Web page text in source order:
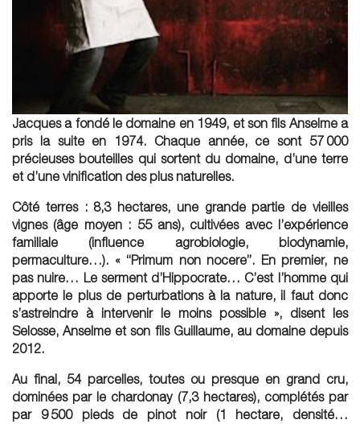
Jacques a fondé le domaine en 1949, et son fils Anselme a
pris la suite en 1974. Chaque année, ce sont 57 000
précieuses bouteilles qui sortent du domaine, d’une terre
et d’une vinification des plus naturelles.
Côté terres : 8,3 hectares, une grande partie de vieilles
vignes (âge moyen : 55 ans), cultivées avec l’expérience
familiale (influence agrobiologie, biodynamie,
permaculture…). « “Primum non nocere”. En premier, ne
pas nuire… Le serment d’Hippocrate… C’est l’homme qui
apporte le plus de perturbations à la nature, il faut donc
s’astreindre à intervenir le moins possible », disent les
Selosse, Anselme et son fils Guillaume, au domaine depuis
2012.
Au final, 54 parcelles, toutes ou presque en grand cru,
dominées par le chardonay (7,3 hectares), complétés par
par 9 500 pieds de pinot noir (1 hectare, densité…